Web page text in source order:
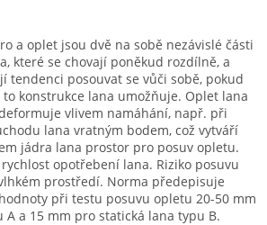
a oplet jsou dvě na sobě nezávislé části
které se chovají poněkud rozdílně, a
tendenci posouvat se vůči sobě, pokud
to konstrukce lana umožňuje. Oplet lana
vlivem namáhání, např. při
lana vratným bodem, což vytváří
jádra lana prostor pro posuv opletu.
opotřebení lana. Riziko posuvu
prostředí. Norma předepisuje
při testu posuvu opletu 20-50 mm
a 15 mm pro statická lana typu B.